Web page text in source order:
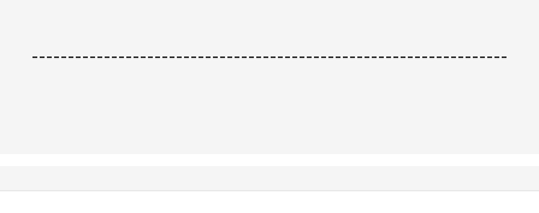
------------------------------------------------------------------